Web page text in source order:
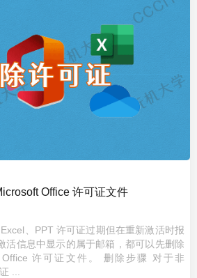
如何删除 Mac 上的 Microsoft Office 许可证文件
、PPT 许可证过期但在重新激活时报
活信息中显示的属于邮箱，都可以先删除
许可证文件。 删除步骤 对于非
...